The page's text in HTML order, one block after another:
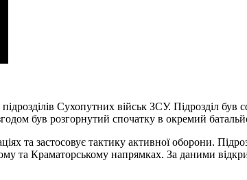
Сухопутних військ ЗСУ. Підрозділ був
був розгорнутий спочатку в окремий
та застосовує тактику активної оборони.
та Краматорському напрямках. За даними